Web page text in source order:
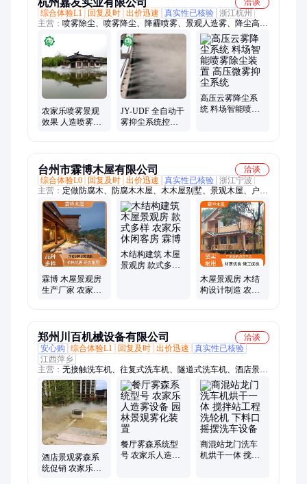
洽谈
综合体验L1
回复及时 出价迅速 真实性已核验 浙江杭州
主营： 喷雾除尘、喷雾降尘、降霾喷雾、景观人造雾、降尘高
压、喷淋系统、喷雾设备、水雾除烟、雾森系统、储煤车间、路
灯杆喷雾、厂房加湿机、远程雾炮机、湿除尘系统、车间加湿
机、雾除尘系统、降尘雾炮机、水喷淋抑尘、尘系统主机、除尘
雾炮机、车间加湿器、水喷雾防尘、森设备主机、喷淋除尘装
置、喷淋降尘系统
农家乐喷雾景观
效果 人造喷雾系
JY-UDF 全自动干
雾抑尘系统控制
高压云雾降尘系
统 料场智能喷雾
台州市霖博木屋有限公司
洽谈
综合体验L0
回复及时 出价迅速 真实性已核验 浙江宁波
主营： 定做防腐木、防腐木木屋、木木屋别墅、景观木屋、户外
景观工程、休闲农庄民宿、生态景区木屋
霖博 木屋景观房
生产厂家 农家乐
木结构建筑 木屋
景观房 款式多样
木屋景观房 木结
构设计制造 农家
郑州川百机械设备有限公司
洽谈
安心购
综合体验L1 回复及时 出价迅速
真实性已核验
江西萍乡
主营： 无接触洗车机、往复式洗车机、隧道式洗车机、酒店景观
雾森系统、大巴洗车机、通道式洗车机、加油站洗车机、龙门洗
车机、厂区龙门洗车机、煤厂龙门洗车机、搅拌站洗车机、降尘
喷雾设备、工程洗车机
酒店景观雾森系
统促销 农家乐人
餐厅雾森系统型
号 农家乐人造雾
商混站龙门洗车
机烘干一体 搅拌